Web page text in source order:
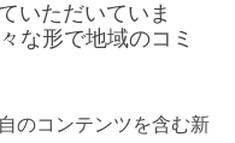
いただいていま
な形で地域のコミ
のコンテンツを含む新